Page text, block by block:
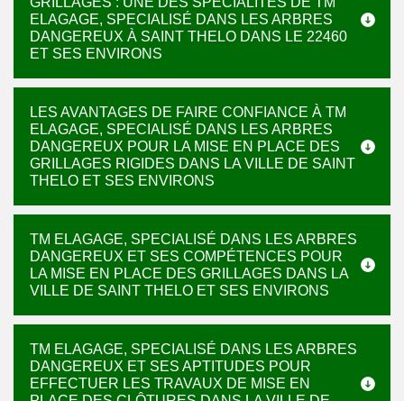
ELAGAGE, SPECIALISÉ DANS LES ARBRES
DANGEREUX À SAINT THELO DANS LE 22460
ET SES ENVIRONS
LES AVANTAGES DE FAIRE CONFIANCE À TM
ELAGAGE, SPECIALISÉ DANS LES ARBRES
DANGEREUX POUR LA MISE EN PLACE DES
GRILLAGES RIGIDES DANS LA VILLE DE SAINT
THELO ET SES ENVIRONS
TM ELAGAGE, SPECIALISÉ DANS LES ARBRES
DANGEREUX ET SES COMPÉTENCES POUR
LA MISE EN PLACE DES GRILLAGES DANS LA
VILLE DE SAINT THELO ET SES ENVIRONS
TM ELAGAGE, SPECIALISÉ DANS LES ARBRES
DANGEREUX ET SES APTITUDES POUR
EFFECTUER LES TRAVAUX DE MISE EN